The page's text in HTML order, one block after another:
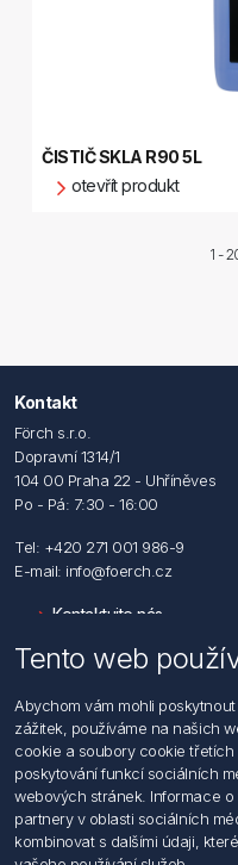
ČISTIČ SKLA R90 5L
otevřít produkt
1 -
Kontakt
Förch s.r.o.
Dopravní 1314/1
104 00 Praha 22 - Uhříněves
Po - Pá: 7:30 - 16:00
Tel: +420 271 001 986-9
E-mail: info@foerch.cz
Kontaktujte nás
Hledat
Dodržování předpisů
Zásady zpracování
Podmínky zasílání
Všeobecné dodací a
Informace o nakládaní s
Tento web
Abychom vám mohli
zážitek, používáme na našich
cookie a soubory cookie
poskytování funkcí sociálních
webových stránek. Informace
partnery v oblasti sociálních
kombinovat s dalšími údaji,